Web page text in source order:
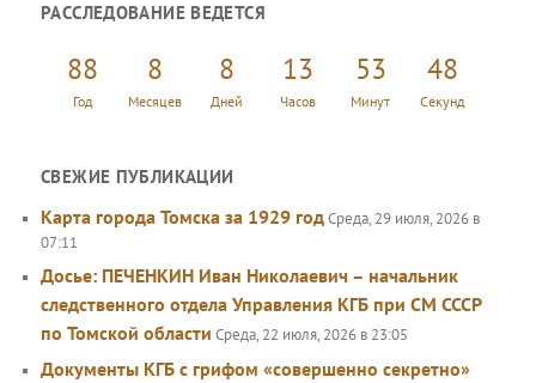
с
РАССЛЕДОВАНИЕ ВЕДЕТСЯ
88
Год
8
Месяцев
8
Дней
13
Часов
53
Минут
49
Секунд
СВЕЖИЕ ПУБЛИКАЦИИ
Карта города Томска за 1929 годСреда, 29 июля, 2026 в
07:11
Досье: ПЕЧЕНКИН Иван Николаевич – начальник
следственного отдела Управления КГБ при СМ СССР
по Томской области Среда, 22 июля, 2026 в 23:05
Документы КГБ с грифом «совершенно секретно»